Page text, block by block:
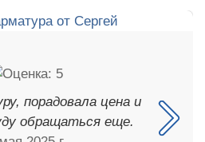
порадовала цена и
обращаться еще.